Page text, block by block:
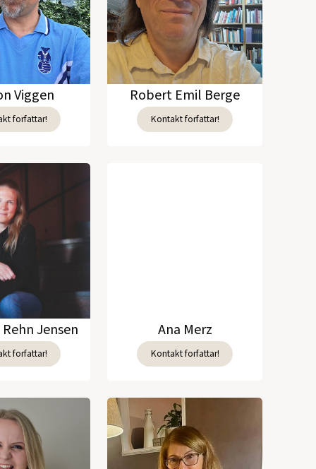
Wergelands hovedverk) (1988)
navnløs sel (fabel)(1985)
selkatter og et kjærlighetshull i havet
(1976)
Viggen
forfattar!
Robert Emil Berge
Kontakt forfattar!
Jensen
forfattar!
Ana Merz
Kontakt forfattar!